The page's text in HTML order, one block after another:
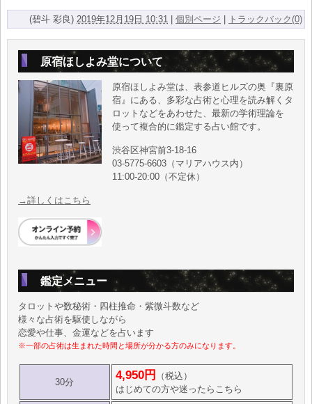
(碧斗 彩良) 2019年12月19日 10:31 |個別ページ トラックバック(0)
原宿ほしよみ堂について
原宿ほしよみ堂は、表参道ヒルズの奥『裏原
宿』にある、多彩な占術と心理を読み解くタ
ロットなどをあわせた、最新の学術理論を
使って複合的に鑑定する占い館です。
渋谷区神宮前3-18-16
03-5775-6603（マリアハウス内）
11:00-20:00（不定休）
→詳しくはこちら
鑑定メニュー
タロットや数秘術・四柱推命・紫微斗数など
様々な占術を駆使しながら
恋愛や仕事、金運などを占います
※一部の占術は生まれた時間と場所が分かる方のみになります。
30分
4,950円
（税込）
はじめての方や迷ったらこちら